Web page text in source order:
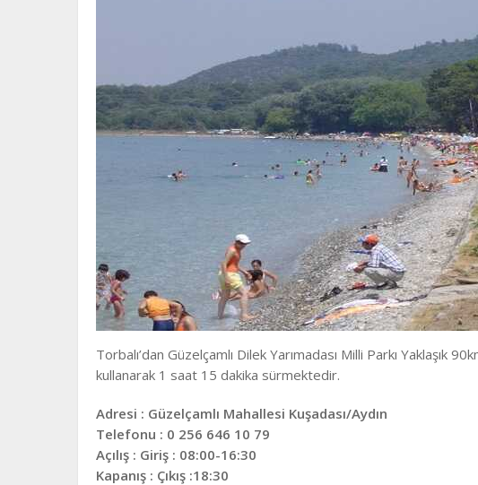
Torbalı’dan Güzelçamlı Dilek Yarımadası Milli Parkı Yaklaşık
kullanarak 1 saat 15 dakika sürmektedir.
Adresi : Güzelçamlı Mahallesi Kuşadası/Aydın
Telefonu : 0 256 646 10 79
Açılış : Giriş : 08:00-16:30
Kapanış : Çıkış :18:30